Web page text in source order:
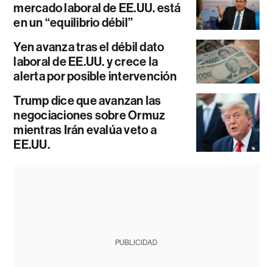
mercado laboral de EE.UU. está
en un “equilibrio débil”
Yen avanza tras el débil dato
laboral de EE.UU. y crece la
alerta por posible intervención
Trump dice que avanzan las
negociaciones sobre Ormuz
mientras Irán evalúa veto a
EE.UU.
PUBLICIDAD